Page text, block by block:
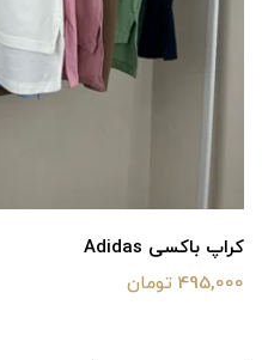
کراپ باکسی Adidas
495,000 تومان